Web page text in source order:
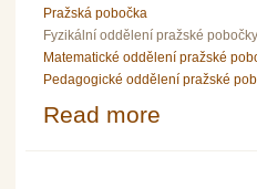
Pražská pobočka
Fyzikální oddělení pražské pobočky
Matematické oddělení pražské
Pedagogické oddělení pražské
Read more